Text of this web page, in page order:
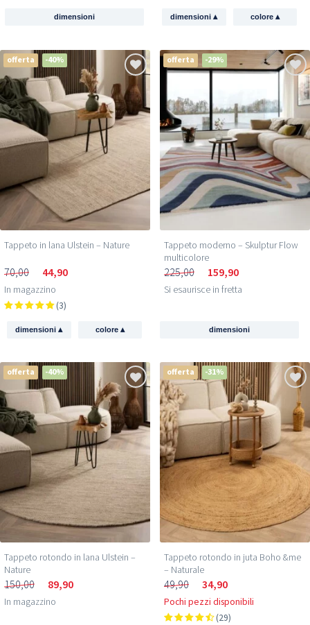
dimensioni dimensioni▴ colore ▴
offerta -40%
Tappeto in lana Ulstein – Nature
70,00 44,90
In magazzino
(3)
dimensioni▴ colore ▴
offerta -29%
Tappeto moderno – Skulptur Flow
multicolore
225,00 159,90
Si esaurisce in fretta
dimensioni
offerta -40%
Tappeto rotondo in lana Ulstein –
Nature
150,00 89,90
In magazzino
offerta -31%
Tappeto rotondo in juta Boho &me
– Naturale
49,90 34,90
Pochi pezzi disponibili
(29)